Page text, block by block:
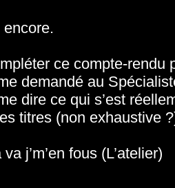
encore.
ce compte-rendu
demandé au
dire ce qui s’est
titres (non exhaustive
j’m’en fous (L’atelier)